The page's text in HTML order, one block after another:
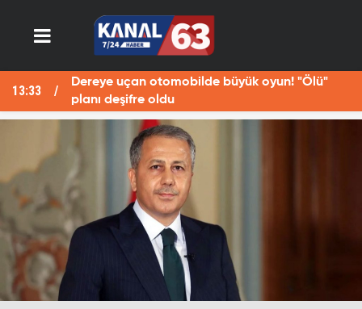
13:33
Dereye uçan otomobilde büyük oyun! "Ölü"
planı deşifre oldu